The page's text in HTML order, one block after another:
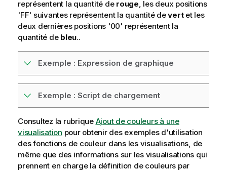
n
s
représentent la quantité de rouge , les deux positions
'FF' suivantes représentent la quantité devertet les
deux dernières positions '00' représentent la
quantité de bleu..
Exemple : Expression de graphique
Exemple : Script de chargement
Consultez la rubrique Ajout de couleurs à une
visualisation pour obtenir des exemples d'utilisation
des fonctions de couleur dans les visualisations, de
même que des informations sur les visualisations qui
prennent en charge la définition de couleurs par